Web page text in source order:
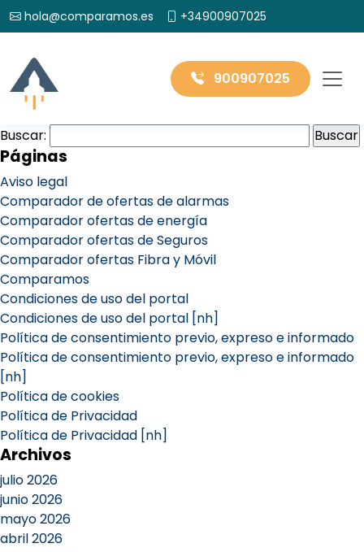
hola@comparamos.es +34900907025
900907025
Buscar:
Páginas
Aviso legal
Comparador de ofertas de alarmas
Comparador ofertas de energía
Comparador ofertas de Seguros
Comparador ofertas Fibra y Móvil
Comparamos
Condiciones de uso del portal
Condiciones de uso del portal [nh]
Política de consentimiento previo, expreso e informado
Política de consentimiento previo, expreso e informado
[nh]
Política de cookies
Política de Privacidad
Política de Privacidad [nh]
Archivos
julio 2026
junio 2026
mayo 2026
abril 2026